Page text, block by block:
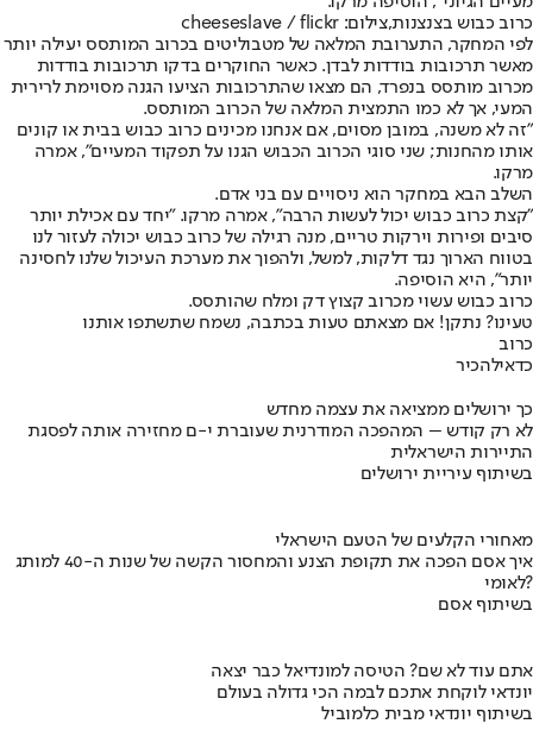
כרוב כבוש בצנצנות,צילום: cheeseslave / flickr
לפי המחקר, התערובת המלאה של מטבוליטים בכרוב המותסס יעילה יותר
מאשר תרכובות בודדות לבדן. כאשר החוקרים בדקו תרכובות בודדות
מכרוב מותסס בנפרד, הם מצאו שהתרכובות הציעו הגנה מסוימת לרירית
המעי, אך לא כמו התמצית המלאה של הכרוב המותסס.
"זה לא משנה, במובן מסוים, אם אנחנו מכינים כרוב כבוש בבית או קונים
אותו מהחנות; שני סוגי הכרוב הכבוש הגנו על תפקוד המעיים", אמרה
מרקו.
השלב הבא במחקר הוא ניסויים עם בני אדם.
"קצת כרוב כבוש יכול לעשות הרבה", אמרה מרקו. "יחד עם אכילת יותר
סיבים ופירות וירקות טריים, מנה רגילה של כרוב כבוש יכולה לעזור לנו
בטווח הארוך נגד דלקות, למשל, ולהפוך את מערכת העיכול שלנו לחסינה
יותר", היא הוסיפה.
כרוב כבוש עשוי מכרוב קצוץ דק ומלח שהותסס.
טעינו? נתקן! אם מצאתם טעות בכתבה, נשמח שתשתפו אותנו
כרוב
כדאילהכיר
כך ירושלים ממציאה את עצמה מחדש
לא רק קודש – המהפכה המודרנית שעוברת י-ם מחזירה אותה לפסגת
התיירות הישראלית
בשיתוף עיריית ירושלים
מאחורי הקלעים של הטעם הישראלי
איך אסם הפכה את תקופת הצנע והמחסור הקשה של שנות ה-40 למותג
לאומי?
בשיתוף אסם
אתם עוד לא שם? הטיסה למונדיאל כבר יצאה
יונדאי לוקחת אתכם לבמה הכי גדולה בעולם
בשיתוף יונדאי מבית כלמוביל